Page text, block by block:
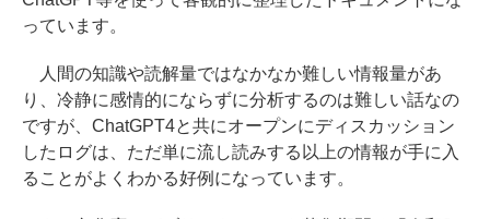
っています。
人間の知識や読解量ではなかなか難しい情報量があ
り、冷静に感情的にならずに分析するのは難しい話なの
ですが、ChatGPT4と共にオープンにディスカッション
したログは、ただ単に流し読みする以上の情報が手に入
ることがよくわかる好例になっています。